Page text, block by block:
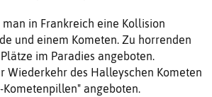
in Frankreich eine Kollision
und einem Kometen. Zu horrenden
im Paradies angeboten.
Wiederkehr des Halleyschen Kometen
Kometenpillen" angeboten.